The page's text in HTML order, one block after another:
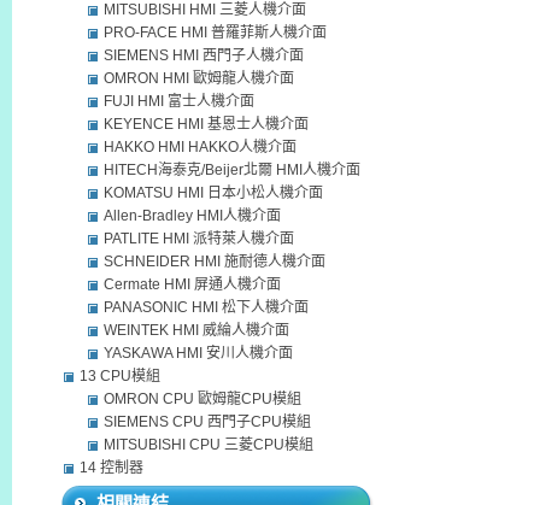
MITSUBISHI HMI 三菱人機介面
PRO-FACE HMI 普羅菲斯人機介面
SIEMENS HMI 西門子人機介面
OMRON HMI 歐姆龍人機介面
FUJI HMI 富士人機介面
KEYENCE HMI 基恩士人機介面
HAKKO HMI HAKKO人機介面
HITECH海泰克/Beijer北爾 HMI人機介面
KOMATSU HMI 日本小松人機介面
Allen-Bradley HMI人機介面
PATLITE HMI 派特萊人機介面
SCHNEIDER HMI 施耐德人機介面
Cermate HMI 屏通人機介面
PANASONIC HMI 松下人機介面
WEINTEK HMI 威綸人機介面
YASKAWA HMI 安川人機介面
13 CPU模組
OMRON CPU 歐姆龍CPU模組
SIEMENS CPU 西門子CPU模組
MITSUBISHI CPU 三菱CPU模組
14 控制器